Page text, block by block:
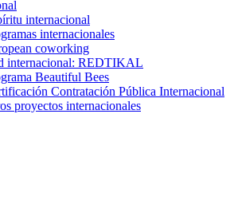
internacional
internacionales
coworking
internacional: REDTIKAL
Beautiful Bees
Contratación Pública Internacional
proyectos internacionales